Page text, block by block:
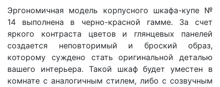
Эргономичная модель корпусного шкафа-купе №
14 выполнена в черно-красной гамме. За счет
яркого контраста цветов и глянцевых панелей
создается неповторимый и броский образ,
которому суждено стать оригинальной деталью
вашего интерьера. Такой шкаф будет уместен в
комнате с аналогичным стилем, либо с созвучным